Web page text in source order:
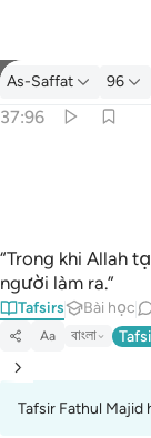
Tafsir: As-Saffat
As-Saffat 96
37:96
وَمَا تَعْمَلُونَ ٩٦
“Trong khi Allah
người làm ra.”
Tafsirs Bài học
Aa বাংলা
Tafsir Fathul Majid